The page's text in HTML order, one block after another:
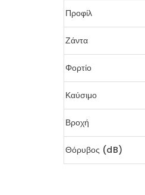
Προφίλ
Ζάντα
Φορτίο
Καύσιμο
Βροχή
Θόρυβος (dB)